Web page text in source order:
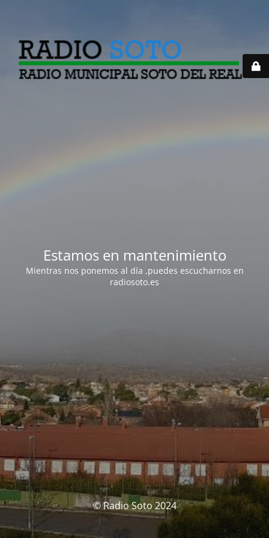
Estamos en mantenimiento
Mientras nos ponemos al día ,puedes escucharnos en
radiosoto.es
© Radio Soto 2024